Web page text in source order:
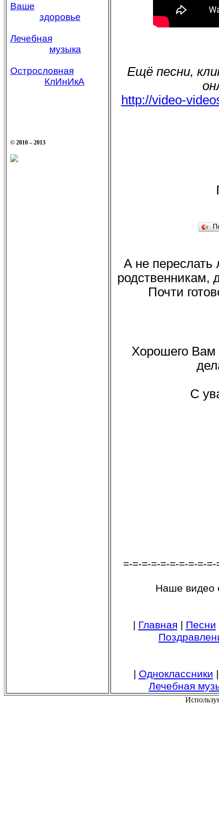
Ваше
здоровье
Лечебная
музыка
Острословная
КлИнИкА
© 2010 – 2013
Ещё песни,
http://video-
А не
родственникам,
Почти
Хорошего Вам
С
=-=-=-=-=-=-=-=-=-
Наше видео
| Главная | Песни
| Одноклассники
Лечебная